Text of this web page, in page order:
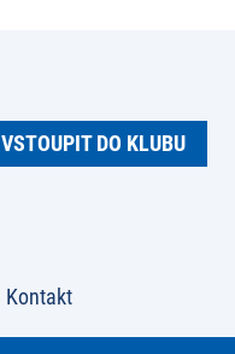
VSTOUPIT DO KLUBU
Kontakt